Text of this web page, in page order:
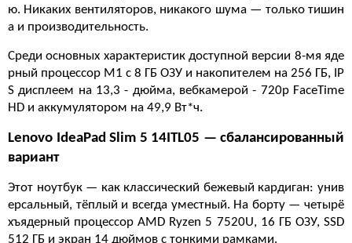
ю. Никаких вентиляторов, никакого шума — только тишин
а и производительность.
Среди основных характеристик доступной версии 8-мя яде
рный процессор М1 с 8 ГБ ОЗУ и накопителем на 256 ГБ, IP
S дисплеем на 13,3 - дюйма, вебкамерой - 720p FaceTime
HD и аккумулятором на 49,9 Вт*ч.
Lenovo IdeaPad Slim 5 14ITL05 — сбалансированный
вариант
Этот ноутбук — как классический бежевый кардиган: унив
ерсальный, тёплый и всегда уместный. На борту — четырё
хъядерный процессор AMD Ryzen 5 7520U, 16 ГБ ОЗУ, SSD
512 ГБ и экран 14 дюймов с тонкими рамками.